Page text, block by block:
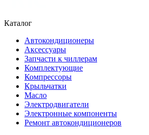
Каталог
Автокондиционеры
Аксессуары
Запчасти к чиллерам
Комплектующие
Компрессоры
Крыльчатки
Масло
Электродвигатели
Электронные компоненты
Ремонт автокондиционеров